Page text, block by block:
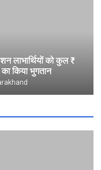
को कुल ₹
किया भुगतान